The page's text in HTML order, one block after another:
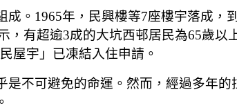
。1965年，民興樓等7座樓宇落成
，有超逾3成的大坑西邨居民為65歲
屋宇」已凍結入住申請。
不可避免的命運。然而，經過多年